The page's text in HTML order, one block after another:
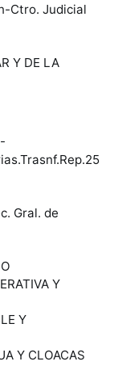
Ctro. Judicial
Y DE LA
Gral. de
Y
Y
Y CLOACAS